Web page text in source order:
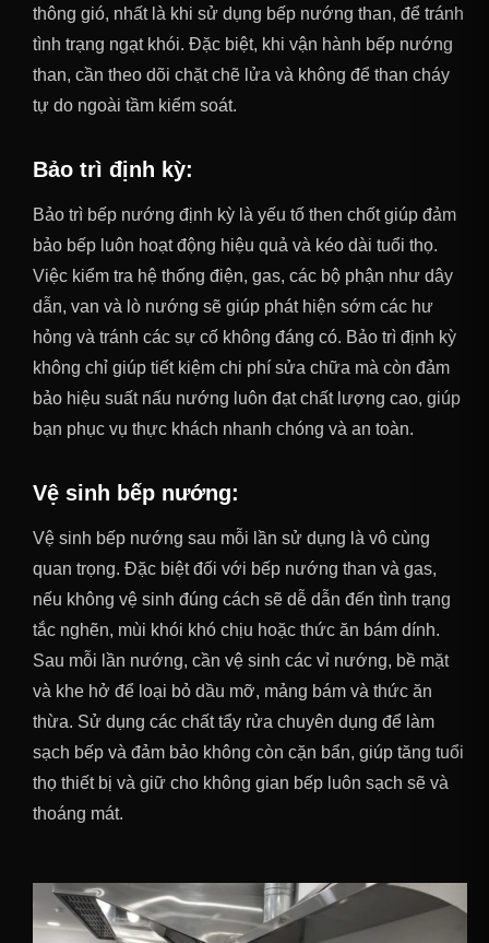
thông gió, nhất là khi sử dụng bếp nướng than, để tránh
tình trạng ngạt khói. Đặc biệt, khi vận hành bếp nướng
than, cần theo dõi chặt chẽ lửa và không để than cháy
tự do ngoài tầm kiểm soát.
Bảo trì định kỳ:
Bảo trì bếp nướng định kỳ là yếu tố then chốt giúp đảm
bảo bếp luôn hoạt động hiệu quả và kéo dài tuổi thọ.
Việc kiểm tra hệ thống điện, gas, các bộ phận như dây
dẫn, van và lò nướng sẽ giúp phát hiện sớm các hư
hỏng và tránh các sự cố không đáng có. Bảo trì định kỳ
không chỉ giúp tiết kiệm chi phí sửa chữa mà còn đảm
bảo hiệu suất nấu nướng luôn đạt chất lượng cao, giúp
bạn phục vụ thực khách nhanh chóng và an toàn.
Vệ sinh bếp nướng:
Vệ sinh bếp nướng sau mỗi lần sử dụng là vô cùng
quan trọng. Đặc biệt đối với bếp nướng than và gas,
nếu không vệ sinh đúng cách sẽ dễ dẫn đến tình trạng
tắc nghẽn, mùi khói khó chịu hoặc thức ăn bám dính.
Sau mỗi lần nướng, cần vệ sinh các vỉ nướng, bề mặt
và khe hở để loại bỏ dầu mỡ, mảng bám và thức ăn
thừa. Sử dụng các chất tẩy rửa chuyên dụng để làm
sạch bếp và đảm bảo không còn cặn bẩn, giúp tăng tuổi
thọ thiết bị và giữ cho không gian bếp luôn sạch sẽ và
thoáng mát.